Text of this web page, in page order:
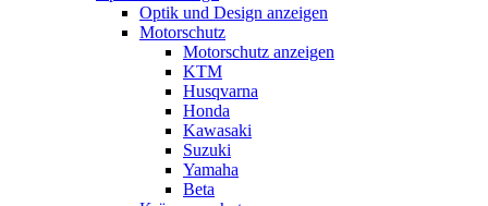
Optik und Design anzeigen
Motorschutz
Motorschutz anzeigen
KTM
Husqvarna
Honda
Kawasaki
Suzuki
Yamaha
Beta